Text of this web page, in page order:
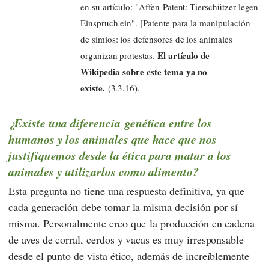
en su artículo: "Affen-Patent: Tierschützer legen
Einspruch ein". [Patente para la manipulación
de simios: los defensores de los animales
organizan protestas. El artículo de
Wikipedia sobre este tema ya no
existe. (3.3.16).
¿Existe una diferencia genética entre los
humanos y los animales que hace que nos
justifiquemos desde la ética para matar a los
animales y utilizarlos como alimento?
Esta pregunta no tiene una respuesta definitiva, ya que
cada generación debe tomar la misma decisión por sí
misma. Personalmente creo que la producción en cadena
de aves de corral, cerdos y vacas es muy irresponsable
desde el punto de vista ético, además de increíblemente